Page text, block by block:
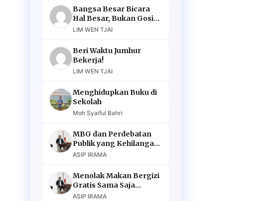
Bangsa Besar Bicara
Hal Besar, Bukan Gosip
Murahan
LIM WEN TJAI
Beri Waktu Jumhur
Bekerja!
LIM WEN TJAI
Menghidupkan Buku di
Sekolah
Moh Syaiful Bahri
MBG dan Perdebatan
Publik yang Kehilangan
Argumen
ASIP IRAMA
Menolak Makan Bergizi
Gratis Sama Saja
Menolak Masa Depan
ASIP IRAMA